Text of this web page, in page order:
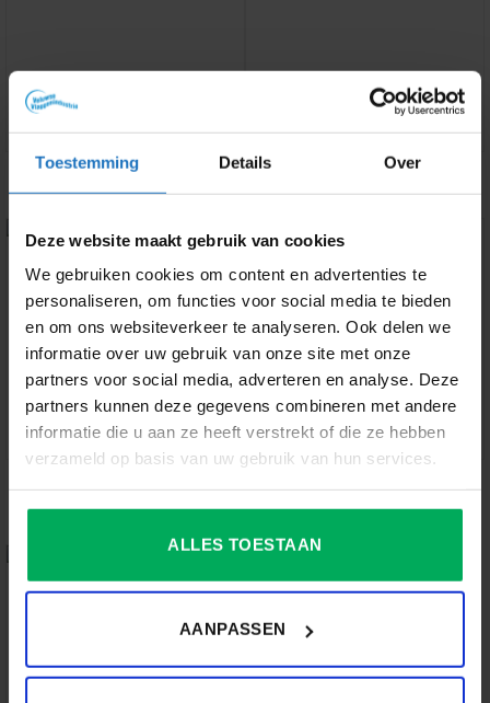
Toestemming Details Over
Deze website maakt gebruik van cookies
We gebruiken cookies om content en advertenties te
personaliseren, om functies voor social media te bieden
en om ons websiteverkeer te analyseren. Ook delen we
informatie over uw gebruik van onze site met onze
partners voor social media, adverteren en analyse. Deze
partners kunnen deze gegevens combineren met andere
informatie die u aan ze heeft verstrekt of die ze hebben
verzameld op basis van uw gebruik van hun services.
ALLES TOESTAAN
AANPASSEN
GEVELSTOKKEN
5 PRODUCTEN
VLAGGENSTOKHOUDERS